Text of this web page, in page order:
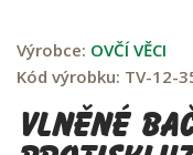
Výrobce: OVČÍ VĚCI
Kód výrobku: TV-12-
Vlněné